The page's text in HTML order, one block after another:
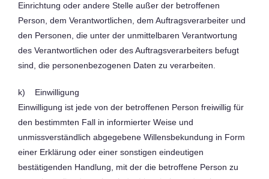
Einrichtung oder andere Stelle außer der betroffenen
Person, dem Verantwortlichen, dem Auftragsverarbeiter und
den Personen, die unter der unmittelbaren Verantwortung
des Verantwortlichen oder des Auftragsverarbeiters befugt
sind, die personenbezogenen Daten zu verarbeiten.
k) Einwilligung
Einwilligung ist jede von der betroffenen Person freiwillig für
den bestimmten Fall in informierter Weise und
unmissverständlich abgegebene Willensbekundung in Form
einer Erklärung oder einer sonstigen eindeutigen
bestätigenden Handlung, mit der die betroffene Person zu